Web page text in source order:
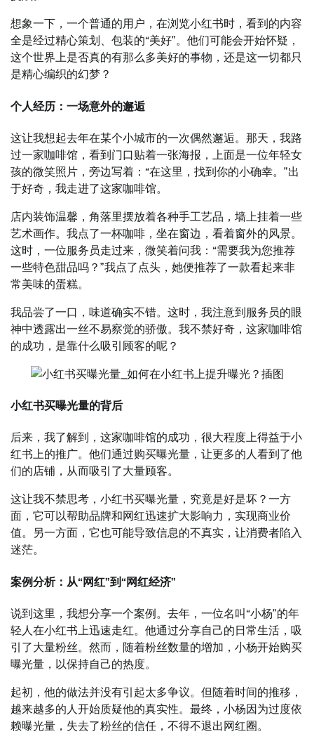
想象一下，一个普通的用户，在浏览小红书时，看到的内容
全是经过精心策划、包装的“美好”。他们可能会开始怀疑，
这个世界上是否真的有那么多美好的事物，还是这一切都只
是精心编织的幻梦？
个人经历：一场意外的邂逅
这让我想起去年在某个小城市的一次偶然邂逅。那天，我路
过一家咖啡馆，看到门口贴着一张海报，上面是一位年轻女
孩的微笑照片，旁边写着：“在这里，找到你的小确幸。”出
于好奇，我走进了这家咖啡馆。
店内装饰温馨，角落里摆放着各种手工艺品，墙上挂着一些
艺术画作。我点了一杯咖啡，坐在窗边，看着窗外的风景。
这时，一位服务员走过来，微笑着问我：“需要我为您推荐
一些特色甜品吗？”我点了点头，她便推荐了一款看起来非
常美味的蛋糕。
我品尝了一口，味道确实不错。这时，我注意到服务员的眼
神中透露出一丝不易察觉的骄傲。我不禁好奇，这家咖啡馆
的成功，是靠什么吸引顾客的呢？
小红书买曝光量的背后
后来，我了解到，这家咖啡馆的成功，很大程度上得益于小
红书上的推广。他们通过购买曝光量，让更多的人看到了他
们的店铺，从而吸引了大量顾客。
这让我不禁思考，小红书买曝光量，究竟是好是坏？一方
面，它可以帮助品牌和网红迅速扩大影响力，实现商业价
值。另一方面，它也可能导致信息的不真实，让消费者陷入
迷茫。
案例分析：从“网红”到“网红经济”
说到这里，我想分享一个案例。去年，一位名叫“小杨”的年
轻人在小红书上迅速走红。他通过分享自己的日常生活，吸
引了大量粉丝。然而，随着粉丝数量的增加，小杨开始购买
曝光量，以保持自己的热度。
起初，他的做法并没有引起太多争议。但随着时间的推移，
越来越多的人开始质疑他的真实性。最终，小杨因为过度依
赖曝光量，失去了粉丝的信任，不得不退出网红圈。